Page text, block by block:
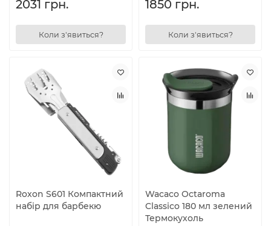
2031 грн.
Коли з'явиться?
1850 грн.
Коли з'явиться?
Roxon S601 Компактний
набір для барбекю
Wacaco Octaroma
Classico 180 мл зелений
Термокухоль